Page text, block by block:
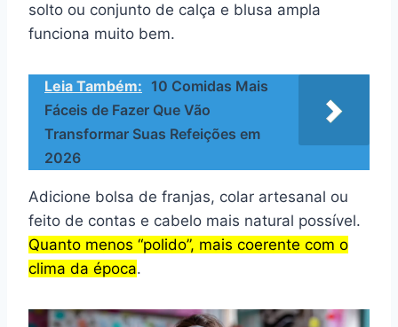
solto ou conjunto de calça e blusa ampla
funciona muito bem.
Leia Também: 10 Comidas Mais
Fáceis de Fazer Que Vão
Transformar Suas Refeições em
2026
Adicione bolsa de franjas, colar artesanal ou
feito de contas e cabelo mais natural possível.
Quanto menos “polido”, mais coerente com o
clima da época.